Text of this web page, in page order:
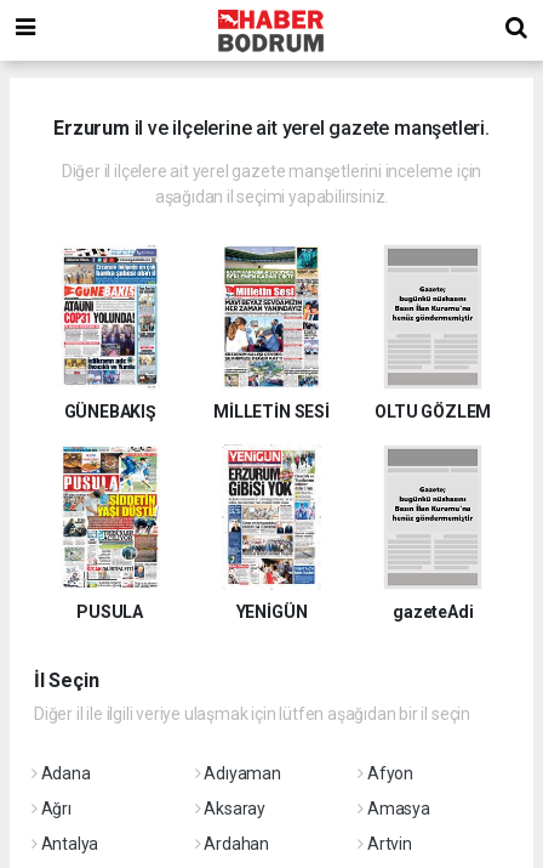
Erzurum il ve ilçelerine ait yerel gazete manşetleri.
Diğer il ilçelere ait yerel gazete manşetlerini inceleme için
aşağıdan il seçimi yapabilirsiniz.
GÜNEBAKIŞ MİLLETİN SESİ OLTU GÖZLEM
PUSULA YENİGÜN gazeteAdi
İl Seçin
Diğer il ile ilgili veriye ulaşmak için lütfen aşağıdan bir il seçin
Adana Adıyaman
Afyon
Ağrı
Aksaray
Amasya
Antalya
Ardahan
Artvin